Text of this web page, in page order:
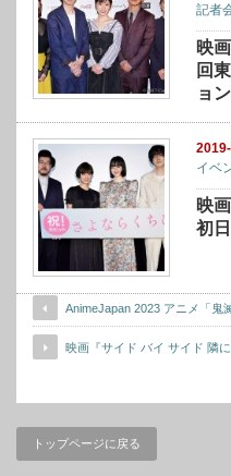
記者
映
回
ョ
イベ
映
初
AnimeJapan 2023 アニメ「鬼
映画『サイド バイ サイド 隣
トップページに戻る